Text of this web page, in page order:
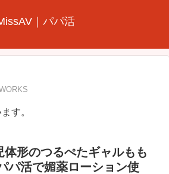
｜パパ活
す。
体形のつるぺたギャルもも
パ活で媚薬ローション使